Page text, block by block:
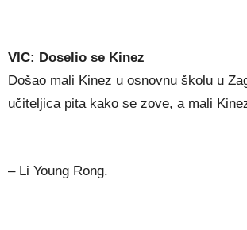
VIC: Doselio se Kinez
Došao mali Kinez u osnovnu školu u
učiteljica pita kako se zove, a mali
– Li Young Rong.